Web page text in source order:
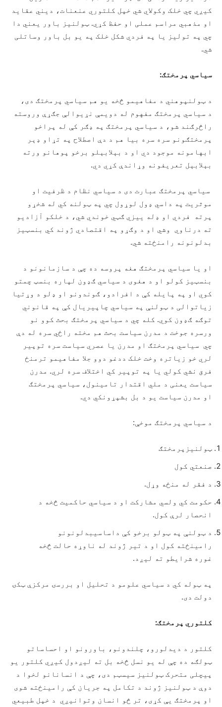
کیږي چي خلک وکولاي شي خپل کلتوري عنعنات، دیني عقاید
او مذهبي مراسم عملی او حفظ کړي. ټولنیز باور یعني دا
چي په تولیز یا په فردي شکل خلک په یو بل باور وساتلی
شي.
سیاسي پرمختګ:
د ټولنپوهني د مفاهیمو څخه یو هم سیاسي پرمختګ دی،
د سیاسي پرمختګ مفهوم له دویمې نړیوالې جګړې وروسته
راڅرګند شو، د سیاسي پرمختګ په ډګر کې له پراخو
پرمختګونو سره سره بیا هم د دې اصطلاح په تړاو ډېر
ابهامونه موجود دي او د بېلابېلو برخو پوهانو ورته
بېلابېل تعریفونه وړاندې کړي دي.
سیاسي پرمختګ عبارت دی د سیاسي نظام د ظرفیت او
موثریت په داسي ډول لوړول چي په ټولنه کي له شخړو
پرته فردي او ډله ییزي ګټي خوندي شي، د خلکو آزادیو
ته درناوي وشي او د وګړو په اقتصادي ژوند کي بنسټیز
بدلونونه رامنځته شي.
او یا سیاسي پرمختګ هغه پروسه ده چې د سازمانونو د
بنسټیز کولو او د هغوی د سیاسي ګډون لپاره بنسټ چمتو
کوي او په پایله کې د افرادو، ګوندونو او ډلو د وړتیا
زیاتوالی د ټولنې په سیاسي چاپیریال کې په قانوني
توګه ګډون کوي. کله چي د سیاسي پرمختګ بحث کوو نو
ورسره جوخت د مدرن سیاست بحث هم مخته راځي سره له دې
چي سیاسي پرمختګ او مدرن یا عصري سیاست سره توپیر
لري خو زیاتره وخت خلک ددغو دوو جلا مفاهیمو ترمنځ
فرق نشي کولي یا په توپیر کي اختلاف سره لري. مدرن
سیاست یعنی د ملي اقتدار تامینول، سیاسي پرمختګ
او مدرن سیاست یو د بل بشپړونکي دي.
د سیاسي پرمختګ موخې:
ټولنیزپرمختګ
صنعتي کول
د فقر له منځه وړل.
حکومت کي ولسي مشارکت او د سیاسي حاکمیت څخه د
انحصار لرې کول.
د ټولنې په ټولو برخو کې داساسيبدلونونو
رامینځته کول او د تیر ژوند له ناوړه حالت څخه
غوره شرایطو ته لیږد.
په ټوله کي د سیاسي علومو د تحلیل او بررسۍ مرکزې ټکۍ
دولت دی.
کلتوري پرمختګ:
کلتور د دیدلورو، چلندونو، باورونو او احساساتو
ټولګه ده چې له یو نسل څخه بل ته لیږدول کیږي کلتور یو
پیچلی متحرک ټولنیز سیسټم دی، چې د انسانانو لخوا د
دوې د ټولنیز ژوند د تکامل په جریان کې رامینځته شوی
او پرمختګ یې کړی، تر څو انسان وتوانیږي د خپل طبیعي